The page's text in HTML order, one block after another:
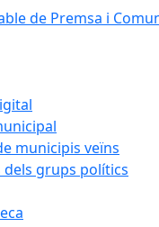
de Premsa i
municipis veïns
dels grups polítics